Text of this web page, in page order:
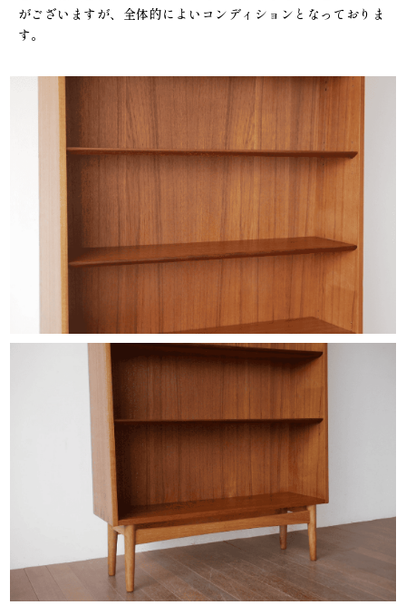
がございますが、全体的によいコンディションとなっておりま
す。